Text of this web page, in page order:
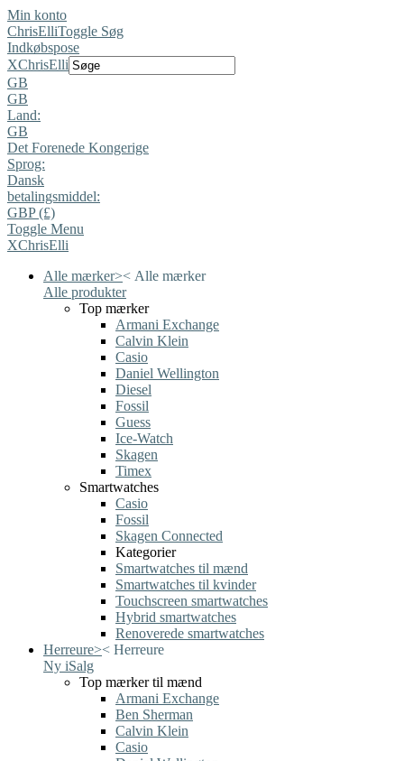
Min konto
ChrisElliToggle Søg
Indkøbspose
XChrisElli
GB
GB
Land:
GB
Det Forenede Kongerige
Sprog:
Dansk
betalingsmiddel:
GBP (£)
Toggle Menu
XChrisElli
Alle mærker>< Alle mærker
Alle produkter
Top mærker
Armani Exchange
Calvin Klein
Casio
Daniel Wellington
Diesel
Fossil
Guess
Ice-Watch
Skagen
Timex
Smartwatches
Casio
Fossil
Skagen Connected
Kategorier
Smartwatches til mænd
Smartwatches til kvinder
Touchscreen smartwatches
Hybrid smartwatches
Renoverede smartwatches
Herreure>< Herreure
Ny iSalg
Top mærker til mænd
Armani Exchange
Ben Sherman
Calvin Klein
Casio